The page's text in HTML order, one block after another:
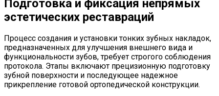
Подготовка и фиксация непрямых
эстетических реставраций
Процесс создания и установки тонких зубных накладок,
предназначенных для улучшения внешнего вида и
функциональности зубов, требует строгого соблюдения
протокола. Этапы включают прецизионную подготовку
зубной поверхности и последующее надежное
прикрепление готовой ортопедической конструкции.